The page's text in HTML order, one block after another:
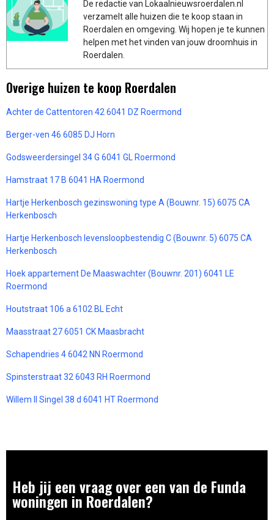
De redactie van Lokaalnieuwsroerdalen.nl
verzamelt alle huizen die te koop staan in
Roerdalen en omgeving. Wij hopen je te kunnen
helpen met het vinden van jouw droomhuis in
Roerdalen.
Overige huizen te koop Roerdalen
Achter de Cattentoren 42 6041 DZ Roermond
Berger-ven 46 6085 DJ Horn
Godsweerdersingel 34 G 6041 GL Roermond
Hamstraat 17 B 6041 HA Roermond
Hartje Herkenbosch gezinswoning type A (Bouwnr. 15) 6075 CA
Herkenbosch
Hartje Herkenbosch levensloopbestendig C (Bouwnr. 5) 6075 CA
Herkenbosch
Hoek appartement De Maaswachter (Bouwnr. 201) 6041 LE
Roermond
Houtstraat 106 a 6102 BL Echt
Maasstraat 27 6051 CK Maasbracht
Schapendries 4 6042 NN Roermond
Spinsterstraat 32 6043 RH Roermond
Willem II Singel 38 d 6041 HT Roermond
Heb jij een vraag over een van de Funda
woningen in Roerdalen?